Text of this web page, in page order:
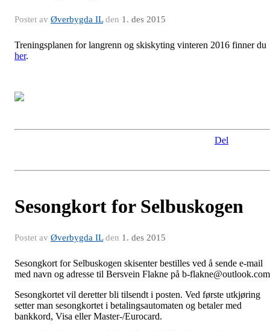
Postet av Øverbygda ILden 1. des 2015
Treningsplanen for langrenn og skiskyting vinteren 2016 finner du
her.
Del
Sesongkort for Selbuskogen
Postet av Øverbygda ILden 1. des 2015
Sesongkort for Selbuskogen skisenter bestilles ved å sende e-mail
med navn og adresse til Bersvein Flakne på b-flakne@outlook.com
Sesongkortet vil deretter bli tilsendt i posten. Ved første utkjøring
setter man sesongkortet i betalingsautomaten og betaler med
bankkord, Visa eller Master-/Eurocard.